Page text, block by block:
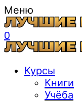
Меню
0
Курсы
Книги
Учёба